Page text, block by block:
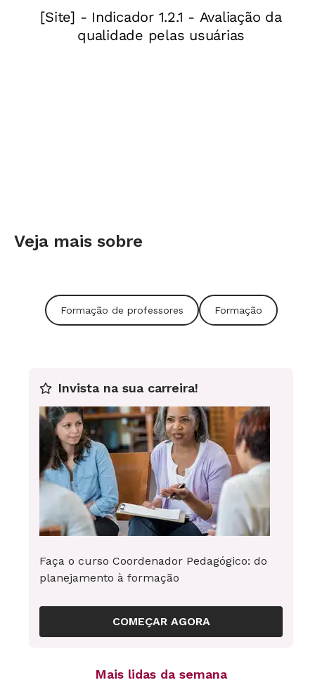
Veja mais sobre
Formação de professores Formação
Invista na sua carreira!
Faça o curso Coordenador Pedagógico: do
planejamento à formação
COMEÇAR AGORA
Mais lidas da semana